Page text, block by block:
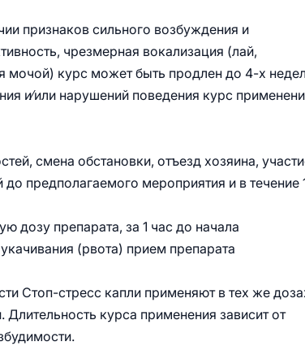
признаков сильного возбуждения и
чрезмерная вокализация (лай,
мочой) курс может быть продлен до 4-х
и⁄или нарушений поведения курс
смена обстановки, отъезд хозяина,
предполагаемого мероприятия и в течение
дозу препарата, за 1 час до начала
(рвота) прием препарата
Стоп-стресс капли применяют в тех же
курса применения зависит от